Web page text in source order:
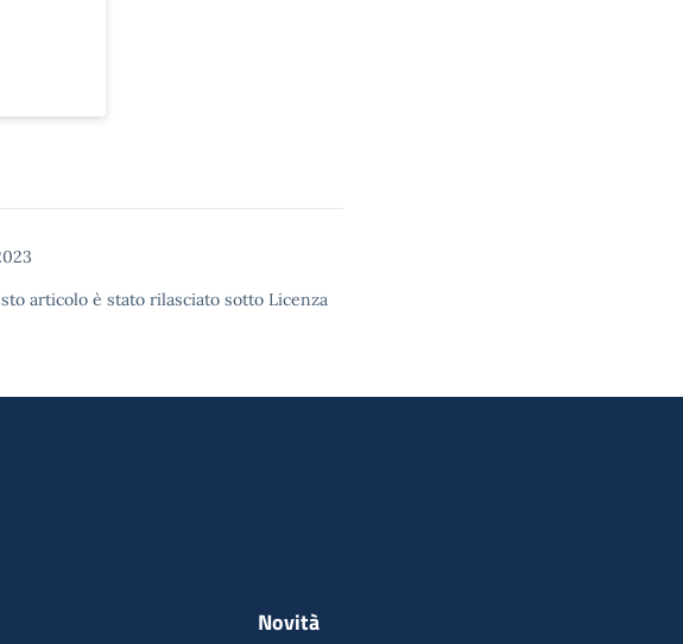
articolo è stato rilasciato sotto Licenza
Novità